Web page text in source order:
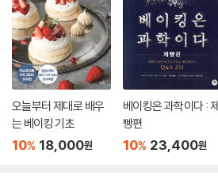
오늘부터 제대로 배우
는 베이킹 기초
10% 18,000원
베이킹은 과학이다 : 제
빵편
10% 23,400원